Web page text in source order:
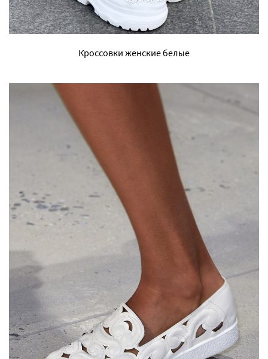
Кроссовки женские белые